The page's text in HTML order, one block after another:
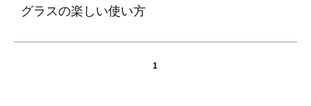
グラスの楽しい使い方
1